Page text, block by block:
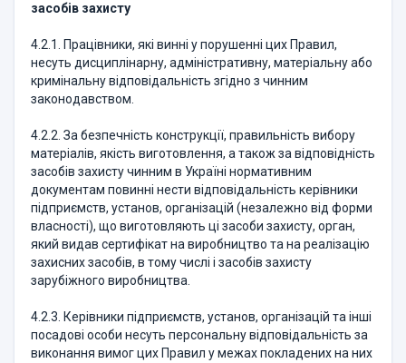
засобів захисту
4.2.1. Працівники, які винні у порушенні цих Правил,
несуть дисциплінарну, адміністративну, матеріальну або
кримінальну відповідальність згідно з чинним
законодавством.
4.2.2. За безпечність конструкції, правильність вибору
матеріалів, якість виготовлення, а також за відповідність
засобів захисту чинним в Україні нормативним
документам повинні нести відповідальність керівники
підприємств, установ, організацій (незалежно від форми
власності), що виготовляють ці засоби захисту, орган,
який видав сертифікат на виробництво та на реалізацію
захисних засобів, в тому числі і засобів захисту
зарубіжного виробництва.
4.2.3. Керівники підприємств, установ, організацій та інші
посадові особи несуть персональну відповідальність за
виконання вимог цих Правил у межах покладених на них